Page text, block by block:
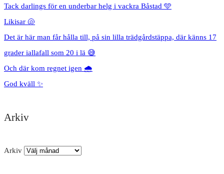
Tack darlings för en underbar helg i vackra Båstad 🩵
Likisar 🐚
Det är här man får hålla till, på sin lilla trädgårdstäppa, där känns 17
grader iallafall som 20 i lä 😅
Och där kom regnet igen 🌧️
God kväll ✨
Arkiv
Arkiv